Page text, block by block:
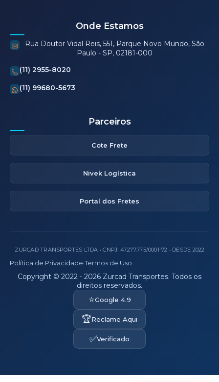
Onde Estamos
Rua Doutor Vidal Reis, 551, Parque Novo Mundo, São
Paulo - SP, 02181-000
(11) 2955-8020
(11) 99680-5673
Parceiros
Cote Frete
Nivek Logística
Portal dos Fretes
ZURCAD TRANSPORTES LTDA • CNPJ: 47.277.775/0001-72 • DESDE 2022
Política de Privacidade·Termos de Uso
Copyright © 2022 - 2026 Zurcad Transportes. Todos os
direitos reservados.
⭐Google 4.9
🏆Reclame Aqui
✅Verificado